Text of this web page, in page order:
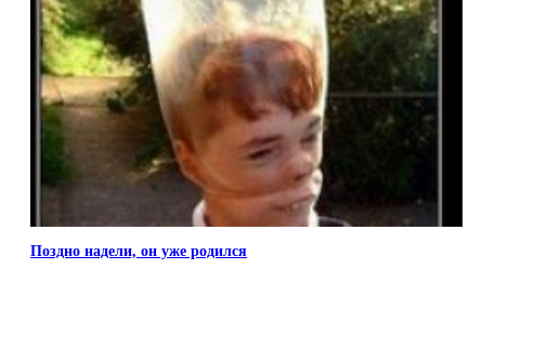
Поздно надели, он уже родился